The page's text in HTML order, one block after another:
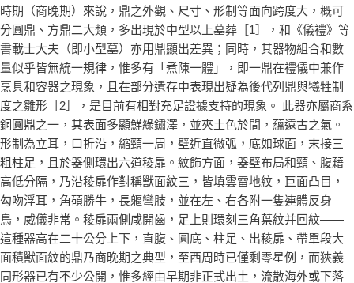
時期（商晚期）來說，鼎之外觀、尺寸、形制等面向跨度大，概可
分圓鼎、方鼎二大類，多出現於中型以上墓葬［1］，和《儀禮》等
書載士大夫（即小型墓）亦用鼎顯出差異；同時，其器物組合和數
量似乎皆無統一規律，惟多有「煮陳一體」，即一鼎在禮儀中兼作
烹具和容器之現象，且在部分遺存中表現出疑為後代列鼎與犧牲制
度之雛形［2］，是目前有相對充足證據支持的現象。 此器亦屬商系
銅圓鼎之一，其表面多顯鮮綠鏽澤，並夾土色於間，蘊遠古之氣。
形制為立耳，口折沿，縮頸一周，壁近直微弧，底如球面，末接三
粗柱足，且於器側環出六道稜扉。紋飾方面，器壁布局和頸、腹藉
高低分隔，乃沿稜扉作對稱獸面紋三，皆填雲雷地紋，巨面凸目，
勾吻浮耳，角碩勝牛，長軀彎肢，並在左、右各附一隻連體反身
鳥，威儀非常。稜扉兩側咸開齒，足上則環刻三角葉紋并回紋——
這種器高在二十公分上下，直腹、圓底、柱足、出稜扉、帶單段大
面積獸面紋的鼎乃商晚期之典型，至西周時已僅剩零星例，而狹義
同形器已有不少公開，惟多經由早期非正式出土，流散海外或下落